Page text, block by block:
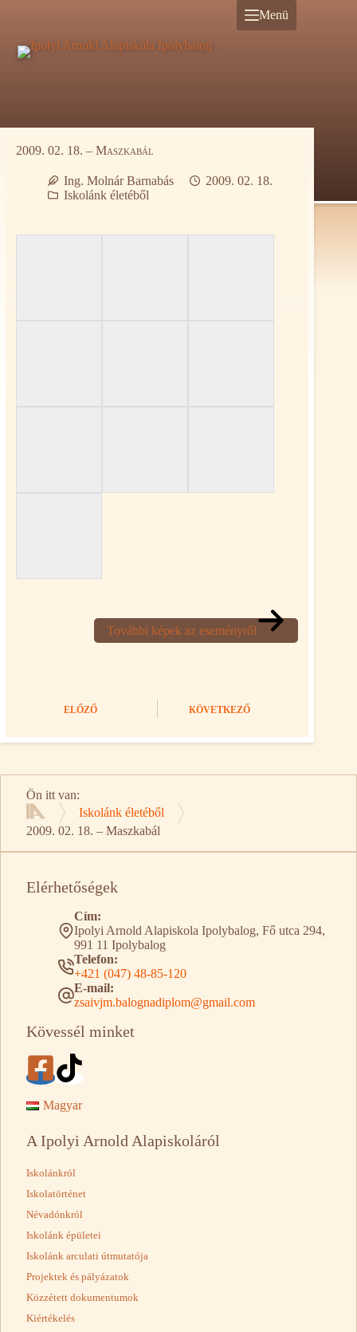
Menü
2009. 02. 18. – Maszkabál
Ing. Molnár Barnabás
2009. 02. 18.
Iskolánk életéből
További képek az eseményről
ELŐZŐ KÖVETKEZŐ
Ön itt van:
Kezdőlap
Iskolánk életéből
2009. 02. 18. – Maszkabál
Elérhetőségek
Cím:
Ipolyi Arnold Alapiskola Ipolybalog, Fő utca 294,
991 11 Ipolybalog
Telefon:
+421 (047) 48-85-120
E-mail:
zsaivjm.balognadiplom@gmail.com
Kövessél minket
Magyar
A Ipolyi Arnold Alapiskoláról
Iskolánkról
Iskolatörténet
Névadónkról
Iskolánk épületei
Iskolánk arculati útmutatója
Projektek és pályázatok
Közzétett dokumentumok
Kiértékelés